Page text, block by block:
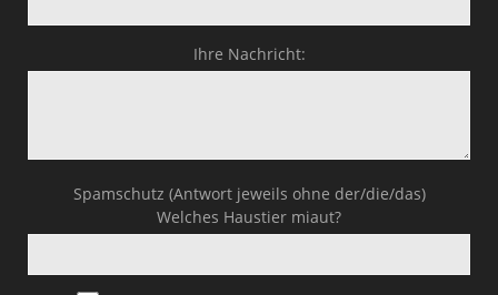
Ihre Nachricht:
Spamschutz (Antwort jeweils ohne der/die/das)
Welches Haustier miaut?